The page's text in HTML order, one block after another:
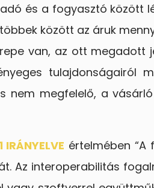
és a fogyasztó között
között az áruk
van, az ott megadott
tulajdonságairól
nem megfelelő, a
értelmében
Az interoperabilitás